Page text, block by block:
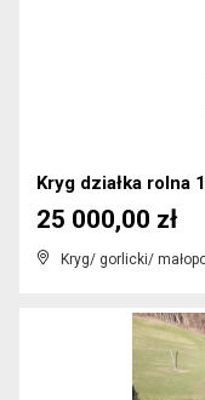
Kryg działka rolna
Kryg/ gorlicki/
25 000,00 zł